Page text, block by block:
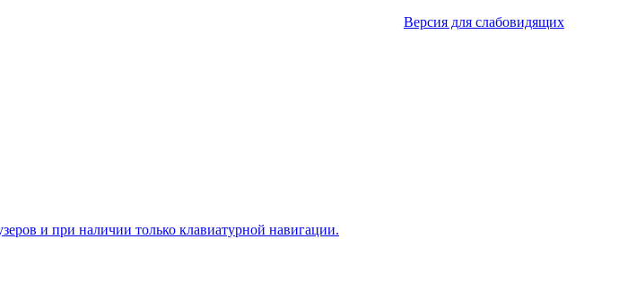
Версия для слабовидящих
и при наличии только клавиатурной навигации.